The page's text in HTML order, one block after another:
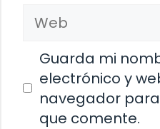
Web
Guarda mi
electrónico y
navegador
que comente.